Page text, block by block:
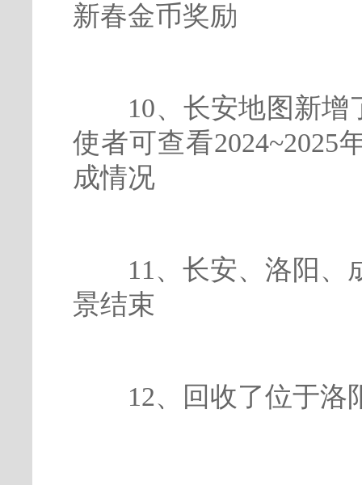
新春金币奖励
10、长安地图新增
使者可查看2024~2025
成情况
11、长安、洛阳、
景结束
12、回收了位于洛